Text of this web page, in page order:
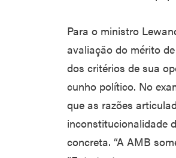
Para o ministro
avaliação do mérito
dos critérios de sua
cunho político. No
que as razões
inconstitucionalidade
concreta. “A AMB